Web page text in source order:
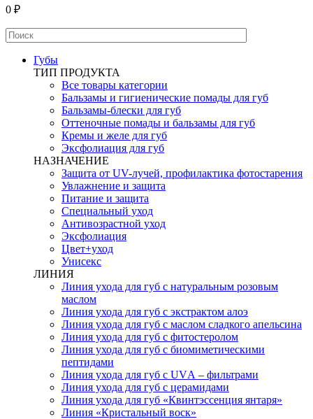
0 ₽
Губы
ТИП ПРОДУКТА
Все товары категории
Бальзамы и гигиенические помады для губ
Бальзамы-блески для губ
Оттеночные помады и бальзамы для губ
Кремы и желе для губ
Эксфолиация для губ
НАЗНАЧЕНИЕ
Защита от UV-лучей, профилактика фотостарения
Увлажнение и защита
Питание и защита
Специальный уход
Антивозрастной уход
Эксфолиация
Цвет+уход
Унисекс
ЛИНИЯ
Линия ухода для губ с натуральным розовым
маслом
Линия ухода для губ с экстрактом алоэ
Линия ухода для губ с маслом сладкого апельсина
Линия ухода для губ с фитостеролом
Линия ухода для губ с биомиметическими
пептидами
Линия ухода для губ с UVА – фильтрами
Линия ухода для губ с церамидами
Линия ухода для губ «Квинтэссенция янтаря»
Линия «Кристальный воск»